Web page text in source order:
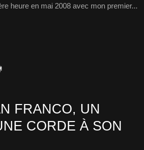
heure en mai 2008 avec mon premier...
FRANCO, UN
CORDE À SON